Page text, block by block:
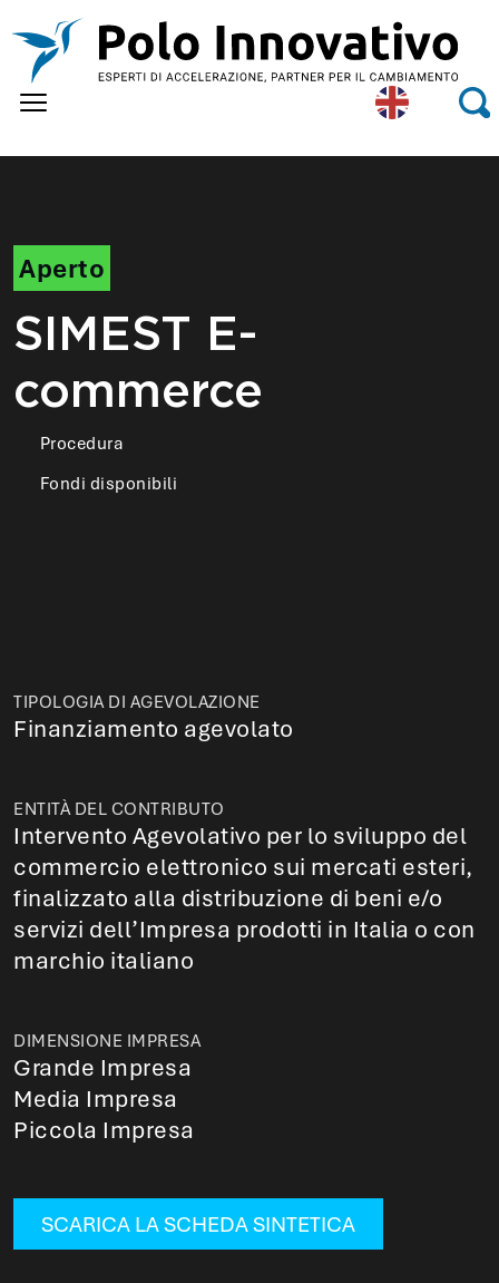
Eng
lish
Aperto
SIMEST E-
commerce
Procedura
Fondi disponibili
TIPOLOGIA DI AGEVOLAZIONE
Finanziamento agevolato
ENTITÀ DEL CONTRIBUTO
Intervento Agevolativo per lo sviluppo del
commercio elettronico sui mercati esteri,
finalizzato alla distribuzione di beni e/o
servizi dell’Impresa prodotti in Italia o con
marchio italiano
DIMENSIONE IMPRESA
Grande Impresa
Media Impresa
Piccola Impresa
SCARICA LA SCHEDA SINTETICA